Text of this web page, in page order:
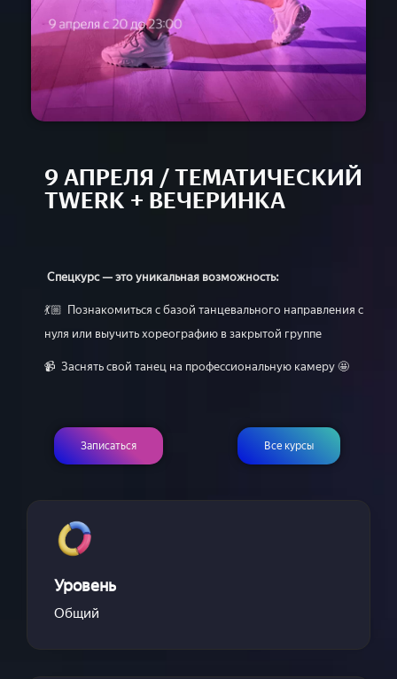
Взрослые 16+
Сочи 2024
Лагерь дети
Контакты
Приложение
9 АПРЕЛЯ / ТЕМАТИЧЕСКИЙ
TWERK + ВЕЧЕРИНКА
Спецкурс — это уникальная возможность:
💃🏼 Познакомиться с базой танцевального направления с
нуля или выучить хореографию в закрытой группе
📹 Заснять свой танец на профессиональную камеру 🤩
Записаться Все курсы
Уровень
Общий